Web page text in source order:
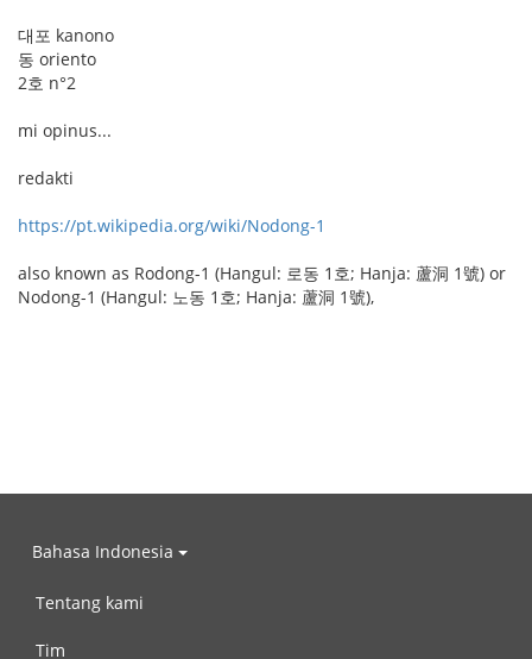
대포 kanono
동 oriento
2호 n°2
mi opinus...
redakti
https://pt.wikipedia.org/wiki/Nodong-1
also known as Rodong-1 (Hangul: 로동 1호; Hanja: 蘆洞 1號) or
Nodong-1 (Hangul: 노동 1호; Hanja: 蘆洞 1號),
Bahasa Indonesia
Tentang kami
Tim